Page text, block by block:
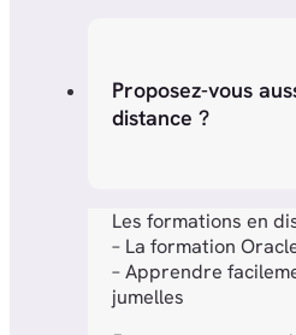
Proposez-vous
distance ?
Les formations en
– La formation
– Apprendre
jumelles